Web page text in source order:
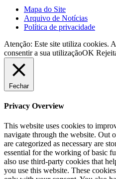
Mapa do Site
Arquivo de Notícias
Política de privacidade
Atenção: Este site utiliza cookies.
consentir a sua utilizaçãoOK
Fechar
Privacy Overview
This website uses cookies to
navigate through the website. Out
are categorized as necessary are
essential for the working of basic
also use third-party cookies that
you use this website. These